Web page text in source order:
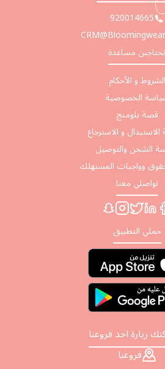
920014665
تحتاجين مساعدة
الشروط و الأحكام
الخصوصية
قصة بلومنج
و الاسترجاع
الشحن والتوصيل
وواجبات المستهلك
تواصلي معنا
حملي التطبيق
زيارة احد فروعنا
فروعنا